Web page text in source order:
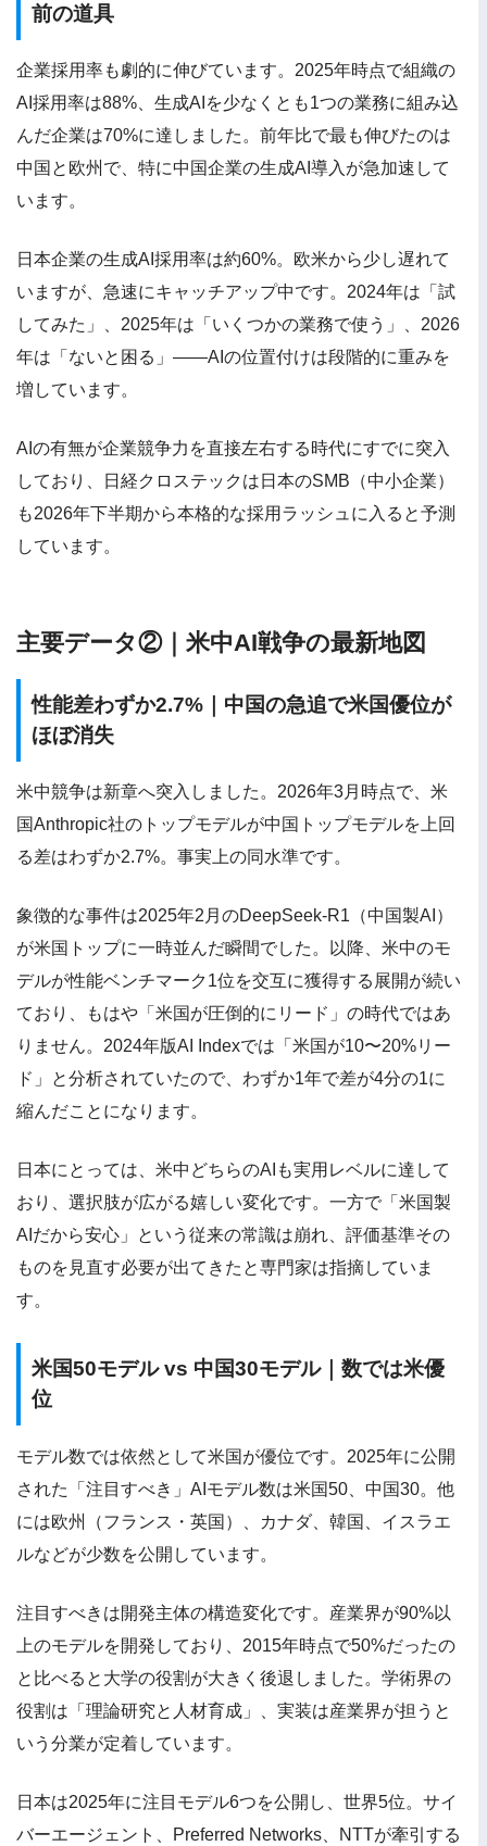
前の道具
企業採用率も劇的に伸びています。2025年時点で組織の
AI採用率は88%、生成AIを少なくとも1つの業務に組み込
んだ企業は70%に達しました。前年比で最も伸びたのは
中国と欧州で、特に中国企業の生成AI導入が急加速して
います。
日本企業の生成AI採用率は約60%。欧米から少し遅れて
いますが、急速にキャッチアップ中です。2024年は「試
してみた」、2025年は「いくつかの業務で使う」、2026
年は「ないと困る」——AIの位置付けは段階的に重みを
増しています。
AIの有無が企業競争力を直接左右する時代にすでに突入
しており、日経クロステックは日本のSMB（中小企業）
も2026年下半期から本格的な採用ラッシュに入ると予測
しています。
主要データ②｜米中AI戦争の最新地図
性能差わずか2.7%｜中国の急追で米国優位が
ほぼ消失
米中競争は新章へ突入しました。2026年3月時点で、米
国Anthropic社のトップモデルが中国トップモデルを上回
る差はわずか2.7%。事実上の同水準です。
象徴的な事件は2025年2月のDeepSeek-R1（中国製AI）
が米国トップに一時並んだ瞬間でした。以降、米中のモ
デルが性能ベンチマーク1位を交互に獲得する展開が続い
ており、もはや「米国が圧倒的にリード」の時代ではあ
りません。2024年版AI Indexでは「米国が10〜20%リー
ド」と分析されていたので、わずか1年で差が4分の1に
縮んだことになります。
日本にとっては、米中どちらのAIも実用レベルに達して
おり、選択肢が広がる嬉しい変化です。一方で「米国製
AIだから安心」という従来の常識は崩れ、評価基準その
ものを見直す必要が出てきたと専門家は指摘していま
す。
米国50モデル vs 中国30モデル｜数では米優
位
モデル数では依然として米国が優位です。2025年に公開
された「注目すべき」AIモデル数は米国50、中国30。他
には欧州（フランス・英国）、カナダ、韓国、イスラエ
ルなどが少数を公開しています。
注目すべきは開発主体の構造変化です。産業界が90%以
上のモデルを開発しており、2015年時点で50%だったの
と比べると大学の役割が大きく後退しました。学術界の
役割は「理論研究と人材育成」、実装は産業界が担うと
いう分業が定着しています。
日本は2025年に注目モデル6つを公開し、世界5位。サイ
バーエージェント、Preferred Networks、NTTが牽引する